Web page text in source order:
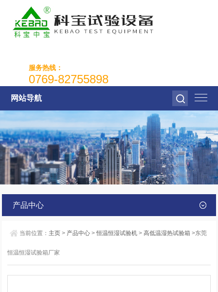
服务热线：
0769-82755898
网站导航
产品中心
当前位置： 主页 > 产品中心 >恒温恒湿试验机 >高低温湿热试验箱 >东莞
恒温恒湿试验箱厂家